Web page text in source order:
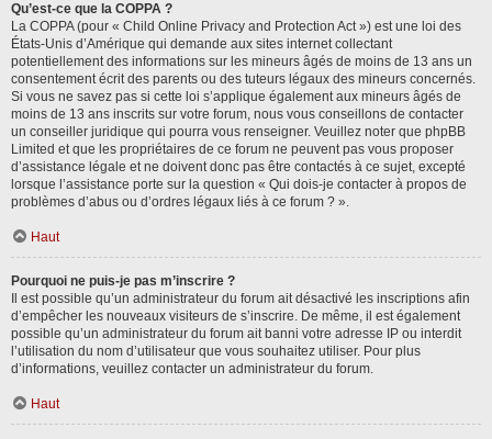
Qu’est-ce que la COPPA ?
La COPPA (pour « Child Online Privacy and Protection Act ») est une loi des
États-Unis d’Amérique qui demande aux sites internet collectant
potentiellement des informations sur les mineurs âgés de moins de 13 ans un
consentement écrit des parents ou des tuteurs légaux des mineurs concernés.
Si vous ne savez pas si cette loi s’applique également aux mineurs âgés de
moins de 13 ans inscrits sur votre forum, nous vous conseillons de contacter
un conseiller juridique qui pourra vous renseigner. Veuillez noter que phpBB
Limited et que les propriétaires de ce forum ne peuvent pas vous proposer
d’assistance légale et ne doivent donc pas être contactés à ce sujet, excepté
lorsque l’assistance porte sur la question « Qui dois-je contacter à propos de
problèmes d’abus ou d’ordres légaux liés à ce forum ? ».
Haut
Pourquoi ne puis-je pas m’inscrire ?
Il est possible qu’un administrateur du forum ait désactivé les inscriptions afin
d’empêcher les nouveaux visiteurs de s’inscrire. De même, il est également
possible qu’un administrateur du forum ait banni votre adresse IP ou interdit
l’utilisation du nom d’utilisateur que vous souhaitez utiliser. Pour plus
d’informations, veuillez contacter un administrateur du forum.
Haut